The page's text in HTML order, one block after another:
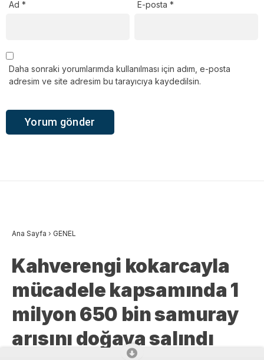
Ad * E-posta*
Daha sonraki yorumlarımda kullanılması için adım, e-posta
adresim ve site adresim bu tarayıcıya kaydedilsin.
Ana Sayfa › GENEL
Kahverengi kokarcayla
mücadele kapsamında 1
milyon 650 bin samuray
arısını doğaya salındı